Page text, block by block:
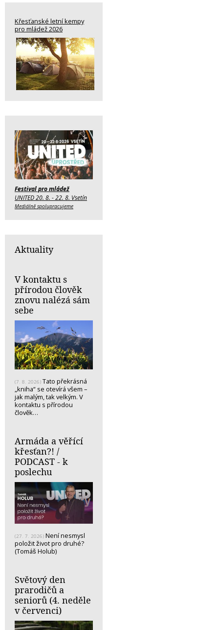
Křesťanské letní kempy
pro mládež 2026
Festival pro mládež
UNITED 20. 8. - 22. 8. Vsetín
Mediálně spolupracujeme
Aktuality
V kontaktu s
přírodou člověk
znovu nalézá sám
sebe
(7. 8. 2026) Tato překrásná
„kniha“ se otevírá všem –
jak malým, tak velkým. V
kontaktu s přírodou
člověk…
Armáda a věřící
křesťan?! /
PODCAST - k
poslechu
(27. 7. 2026) Není nesmysl
položit život pro druhé?
(Tomáš Holub)
Světový den
prarodičů a
seniorů (4. neděle
v červenci)